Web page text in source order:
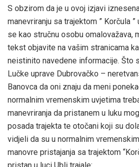
S obzirom da je u ovoj izjavi
manevriranju sa trajektom ” Korčula
se kao stručnu osobu omalovažava,
tekst objavite na vašim stranicama
neistinito navedene informacije. Što
Lučke uprave Dubrovačko –
Banovca da oni znaju da meni
normalnim vremenskim uvjetima
manevriranja da pristanem u luku
posada trajekta te otočani koji su
vidjeli da su u normalnim
manovre pristajanja sa trajektom